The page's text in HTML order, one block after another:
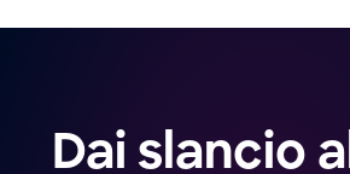
Dai slancio